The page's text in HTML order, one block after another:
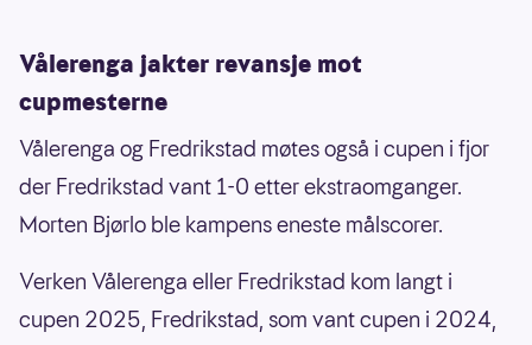
Vålerenga jakter revansje mot
cupmesterne
Vålerenga og Fredrikstad møtes også i cupen i fjor
der Fredrikstad vant 1-0 etter ekstraomganger.
Morten Bjørlo ble kampens eneste målscorer.
Verken Vålerenga eller Fredrikstad kom langt i
cupen 2025, Fredrikstad, som vant cupen i 2024,